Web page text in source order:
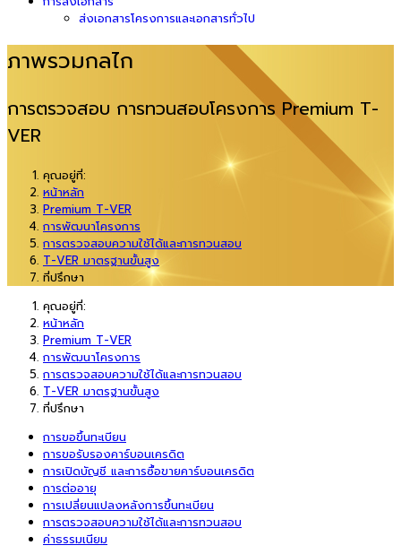
ส่งเอกสารโครงการและเอกสารทั่วไป
ภาพรวมกลไก
การตรวจสอบ การทวนสอบโครงการ Premium T-
VER
คุณอยู่ที่:
หน้าหลัก
Premium T-VER
การพัฒนาโครงการ
การตรวจสอบความใช้ได้และการทวนสอบ
T-VER มาตรฐานขั้นสูง
ที่ปรึกษา
คุณอยู่ที่:
หน้าหลัก
Premium T-VER
การพัฒนาโครงการ
การตรวจสอบความใช้ได้และการทวนสอบ
T-VER มาตรฐานขั้นสูง
ที่ปรึกษา
การขอขึ้นทะเบียน
การขอรับรองคาร์บอนเครดิต
การเปิดบัญชี และการซื้อขายคาร์บอนเครดิต
การต่ออายุ
การเปลี่ยนแปลงหลังการขึ้นทะเบียน
การตรวจสอบความใช้ได้และการทวนสอบ
ค่าธรรมเนียม